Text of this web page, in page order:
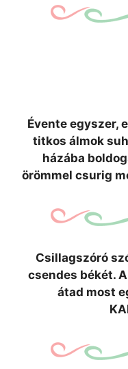
Évente egyszer,
titkos álmok
házába
örömmel csurig
Csillagszóró
csendes békét.
átad most